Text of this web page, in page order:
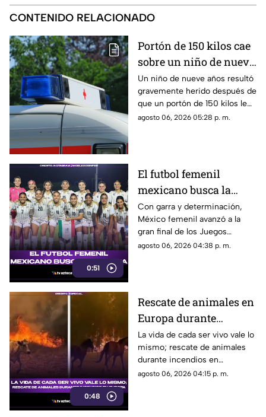
CONTENIDO RELACIONADO
Portón de 150 kilos cae
sobre un niño de nuevo
años en Jojutla, ¿cuál
es su estado de salud?
Un niño de nueve años resultó
gravemente herido después de
que un portón de 150 kilos le
cayera encima. Los hechos
agosto 06, 2026 05:28 p. m.
0:51
El futbol femenil
mexicano busca la
presea
Con garra y determinación,
México femenil avanzó a la
gran final de los Juegos
Centroamericanos. El sueño
agosto 06, 2026 04:38 p. m.
0:48
Rescate de animales en
Europa durante
incendios: Gestos de
humanidad en medio
de la emergencia
climática
La vida de cada ser vivo vale lo
mismo; rescate de animales
durante incendios en
EuropaEn medio de la
agosto 06, 2026 04:15 p. m.